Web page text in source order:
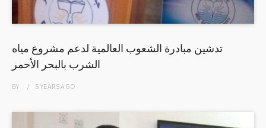
تدشين مبادرة الشعوب العالمية لدعم مشروع مياه
الشرب بالبحر الأحمر
BY 5 YEARSAGO